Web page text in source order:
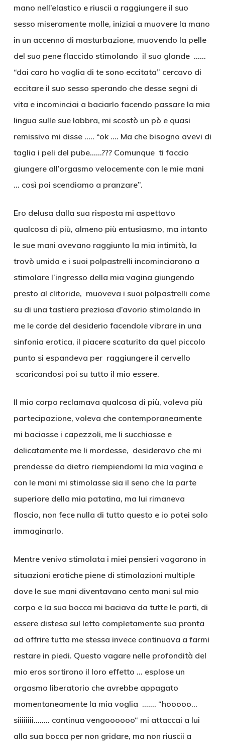
mano nell’elastico e riuscii a raggiungere il suo
sesso miseramente molle, iniziai a muovere la mano
in un accenno di masturbazione, muovendo la pelle
del suo pene flaccido stimolando il suo glande ……
“dai caro ho voglia di te sono eccitata” cercavo di
eccitare il suo sesso sperando che desse segni di
vita e incominciai a baciarlo facendo passare la mia
lingua sulle sue labbra, mi scostò un pò e quasi
remissivo mi disse ….. “ok …. Ma che bisogno avevi di
taglia i peli del pube……??? Comunque ti faccio
giungere all’orgasmo velocemente con le mie mani
… così poi scendiamo a pranzare”.
Ero delusa dalla sua risposta mi aspettavo
qualcosa di più, almeno più entusiasmo, ma intanto
le sue mani avevano raggiunto la mia intimità, la
trovò umida e i suoi polpastrelli incominciarono a
stimolare l’ingresso della mia vagina giungendo
presto al clitoride, muoveva i suoi polpastrelli come
su di una tastiera preziosa d’avorio stimolando in
me le corde del desiderio facendole vibrare in una
sinfonia erotica, il piacere scaturito da quel piccolo
punto si espandeva per raggiungere il cervello
scaricandosi poi su tutto il mio essere.
Il mio corpo reclamava qualcosa di più, voleva più
partecipazione, voleva che contemporaneamente
mi baciasse i capezzoli, me li succhiasse e
delicatamente me li mordesse, desideravo che mi
prendesse da dietro riempiendomi la mia vagina e
con le mani mi stimolasse sia il seno che la parte
superiore della mia patatina, ma lui rimaneva
floscio, non fece nulla di tutto questo e io potei solo
immaginarlo.
Mentre venivo stimolata i miei pensieri vagarono in
situazioni erotiche piene di stimolazioni multiple
dove le sue mani diventavano cento mani sul mio
corpo e la sua bocca mi baciava da tutte le parti, di
essere distesa sul letto completamente sua pronta
ad offrire tutta me stessa invece continuava a farmi
restare in piedi. Questo vagare nelle profondità del
mio eros sortirono il loro effetto … esplose un
orgasmo liberatorio che avrebbe appagato
momentaneamente la mia voglia ……. “hooooo…
siiiiiiii…….. continua vengoooooo“ mi attaccai a lui
alla sua bocca per non gridare, ma non riuscii a